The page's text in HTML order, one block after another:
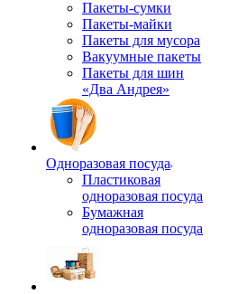
Пакеты-сумки
Пакеты-майки
Пакеты для мусора
Вакуумные пакеты
Пакеты для шин
«Два Андрея»
Одноразовая посуда
Пластиковая
одноразовая посуда
Бумажная
одноразовая посуда